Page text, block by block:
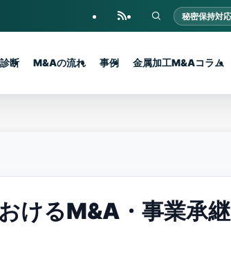
断 M&Aの流れ 事例 金属加工M&Aコラム
けるM&A・事業承継